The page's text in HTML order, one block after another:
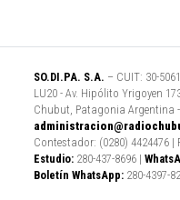
SO.DI.PA. S.A. – CUIT: 30-
LU20 - Av. Hipólito Yrigoyen
Chubut, Patagonia Argentina
Contestador: (0280) 4424476 |
Estudio: 280-437-8696 |
Boletín WhatsApp: 280-4397-